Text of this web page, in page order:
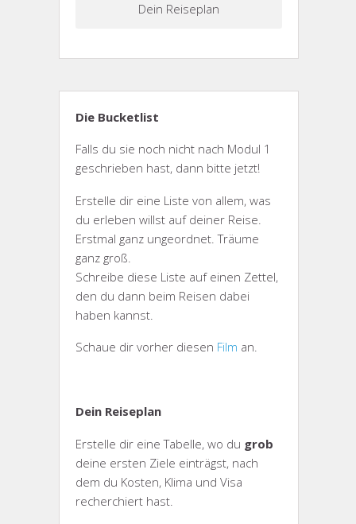
Dein Reiseplan
Die Bucketlist
Falls du sie noch nicht nach Modul 1
geschrieben hast, dann bitte jetzt!
Erstelle dir eine Liste von allem, was
du erleben willst auf deiner Reise.
Erstmal ganz ungeordnet. Träume
ganz groß.
Schreibe diese Liste auf einen Zettel,
den du dann beim Reisen dabei
haben kannst.
Schaue dir vorher diesen Film an.
Dein Reiseplan
Erstelle dir eine Tabelle, wo du grob
deine ersten Ziele einträgst, nach
dem du Kosten, Klima und Visa
recherchiert hast.